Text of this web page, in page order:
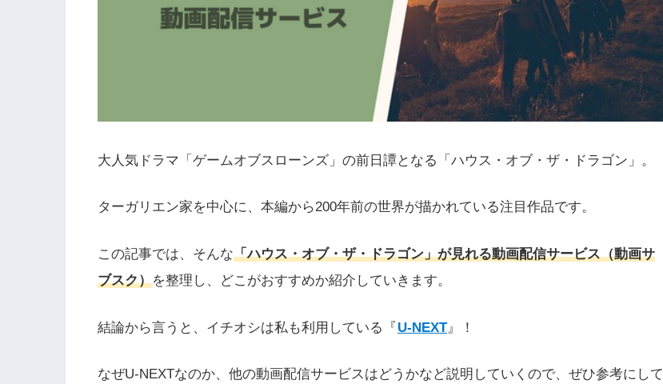
大人気ドラマ「ゲームオブスローンズ」の前日譚となる「ハウス・オブ・ザ・ドラゴン」。
ターガリエン家を中心に、本編から200年前の世界が描かれている注目作品です。
この記事では、そんな「ハウス・オブ・ザ・ドラゴン」が見れる動画配信サービス（動画サ
ブスク）を整理し、どこがおすすめか紹介していきます。
結論から言うと、イチオシは私も利用している『 U-NEXT』！
なぜU-NEXTなのか、他の動画配信サービスはどうかなど説明していくので、ぜひ参考にして